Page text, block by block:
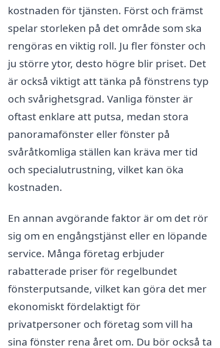
kostnaden för tjänsten. Först och främst
spelar storleken på det område som ska
rengöras en viktig roll. Ju fler fönster och
ju större ytor, desto högre blir priset. Det
är också viktigt att tänka på fönstrens typ
och svårighetsgrad. Vanliga fönster är
oftast enklare att putsa, medan stora
panoramafönster eller fönster på
svåråtkomliga ställen kan kräva mer tid
och specialutrustning, vilket kan öka
kostnaden.
En annan avgörande faktor är om det rör
sig om en engångstjänst eller en löpande
service. Många företag erbjuder
rabatterade priser för regelbundet
fönsterputsande, vilket kan göra det mer
ekonomiskt fördelaktigt för
privatpersoner och företag som vill ha
sina fönster rena året om. Du bör också ta